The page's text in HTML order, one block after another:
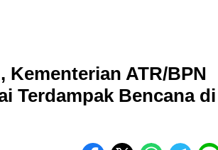
ATR/BPN
Terdampak Bencana di